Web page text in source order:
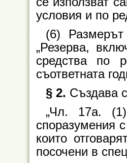
условия и по
(6)
„Резерва,
средства по
съответната
§ 2. Създава
„Чл. 17а.
споразумения
които
посочени в